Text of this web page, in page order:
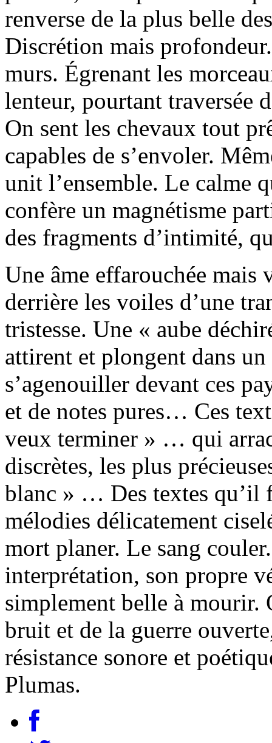
renverse de la plus belle
Discrétion mais
murs. Égrenant les
lenteur, pourtant traversée
On sent les chevaux tout
capables de s’envoler.
unit l’ensemble. Le calme
confère un magnétisme
des fragments d’intimité,
Une âme effarouchée mais
derrière les voiles d’une
tristesse. Une « aube
attirent et plongent dans
s’agenouiller devant ces
et de notes pures… Ces
veux terminer » … qui
discrètes, les plus
blanc » … Des textes qu’il
mélodies délicatement
mort planer. Le sang
interprétation, son propre
simplement belle à mourir.
bruit et de la guerre
résistance sonore et
Plumas.